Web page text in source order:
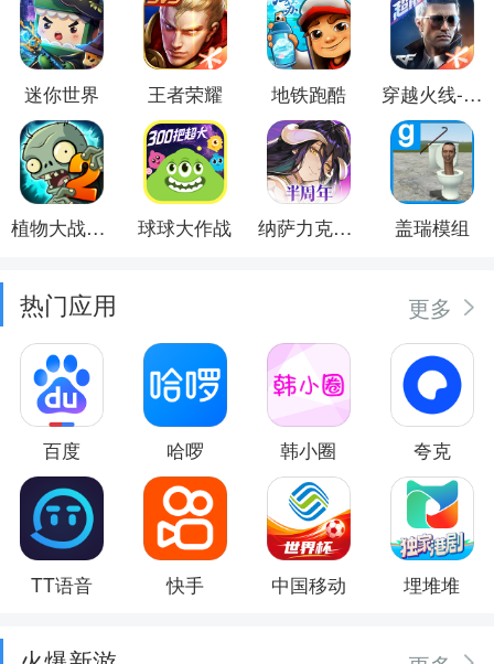
迷你世界 王者荣耀 地铁跑酷 穿越火线-枪战王者
植物大战僵尸2 球球大作战 纳萨力克之王 盖瑞模组
热门应用 更多
百度 哈啰 韩小圈 夸克
TT语音 快手 中国移动 埋堆堆